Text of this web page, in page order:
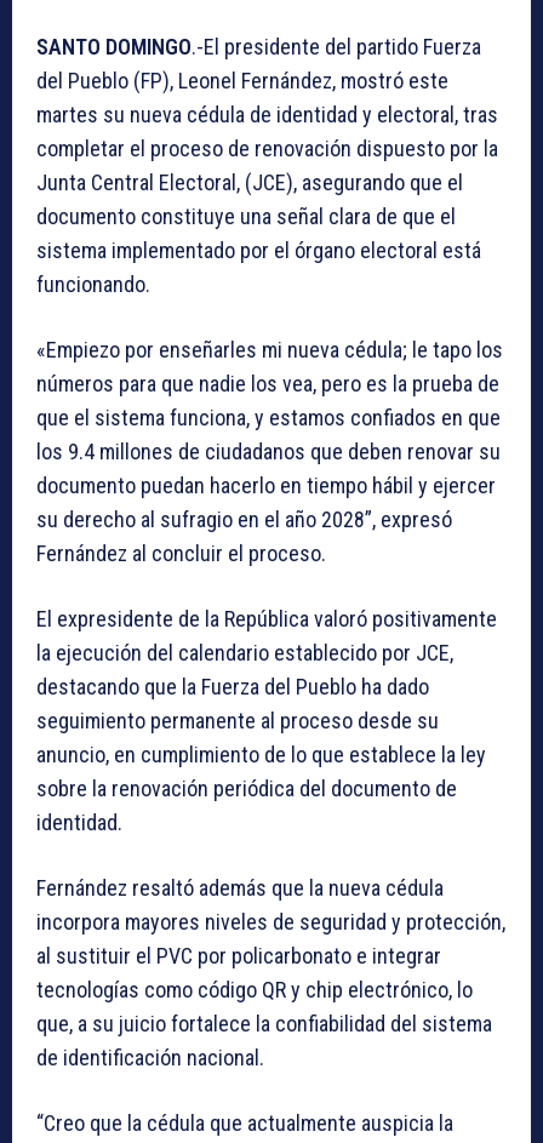
SANTO DOMINGO.-El presidente del partido Fuerza
del Pueblo (FP), Leonel Fernández, mostró este
martes su nueva cédula de identidad y electoral, tras
completar el proceso de renovación dispuesto por la
Junta Central Electoral, (JCE), asegurando que el
documento constituye una señal clara de que el
sistema implementado por el órgano electoral está
funcionando.
«Empiezo por enseñarles mi nueva cédula; le tapo los
números para que nadie los vea, pero es la prueba de
que el sistema funciona, y estamos confiados en que
los 9.4 millones de ciudadanos que deben renovar su
documento puedan hacerlo en tiempo hábil y ejercer
su derecho al sufragio en el año 2028”, expresó
Fernández al concluir el proceso.
El expresidente de la República valoró positivamente
la ejecución del calendario establecido por JCE,
destacando que la Fuerza del Pueblo ha dado
seguimiento permanente al proceso desde su
anuncio, en cumplimiento de lo que establece la ley
sobre la renovación periódica del documento de
identidad.
Fernández resaltó además que la nueva cédula
incorpora mayores niveles de seguridad y protección,
al sustituir el PVC por policarbonato e integrar
tecnologías como código QR y chip electrónico, lo
que, a su juicio fortalece la confiabilidad del sistema
de identificación nacional.
“Creo que la cédula que actualmente auspicia la